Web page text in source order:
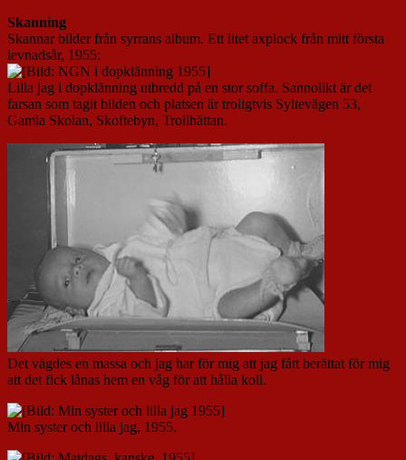
Skanning
Skannar bilder från syrrans album. Ett litet axplock från mitt första
levnadsår, 1955:
Lilla jag i dopklänning utbredd på en stor soffa. Sannolikt är det
farsan som tagit bilden och platsen är troligtvis Syltevägen 53,
Gamla Skolan, Skoftebyn, Trollhättan.
Det vägdes en massa och jag har för mig att jag fått berättat för mig
att det fick lånas hem en våg för att hålla koll.
Min syster och lilla jag, 1955.